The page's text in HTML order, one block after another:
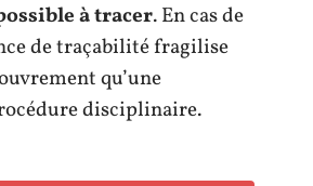
à tracer. En cas de
de traçabilité fragilise
qu’une
disciplinaire.